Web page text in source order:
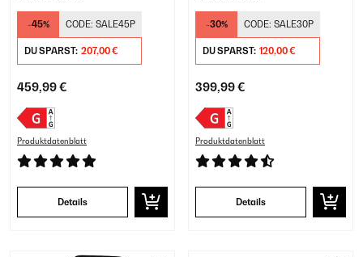
Weinkühlschrank
Freistehend​ Weiß
-45% CODE: SALE45P
DU SPARST: 207,00 €
459,99 €
Produktdatenblatt
Details
Weinkühlschrank
Freistehend​ Silber
-30% CODE: SALE30P
DU SPARST: 120,00 €
399,99 €
Produktdatenblatt
Details